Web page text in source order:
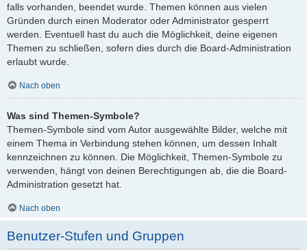
falls vorhanden, beendet wurde. Themen können aus vielen
Gründen durch einen Moderator oder Administrator gesperrt
werden. Eventuell hast du auch die Möglichkeit, deine eigenen
Themen zu schließen, sofern dies durch die Board-Administration
erlaubt wurde.
Nach oben
Was sind Themen-Symbole?
Themen-Symbole sind vom Autor ausgewählte Bilder, welche mit
einem Thema in Verbindung stehen können, um dessen Inhalt
kennzeichnen zu können. Die Möglichkeit, Themen-Symbole zu
verwenden, hängt von deinen Berechtigungen ab, die die Board-
Administration gesetzt hat.
Nach oben
Benutzer-Stufen und Gruppen